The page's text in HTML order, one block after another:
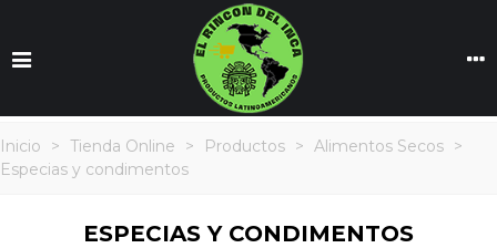
Inicio > Tienda Online > Productos > Alimentos Secos >
Especias y condimentos
ESPECIAS Y CONDIMENTOS